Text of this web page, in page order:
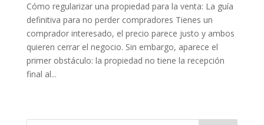
Cómo regularizar una propiedad para la venta: La guía
definitiva para no perder compradores Tienes un
comprador interesado, el precio parece justo y ambos
quieren cerrar el negocio. Sin embargo, aparece el
primer obstáculo: la propiedad no tiene la recepción
final al...